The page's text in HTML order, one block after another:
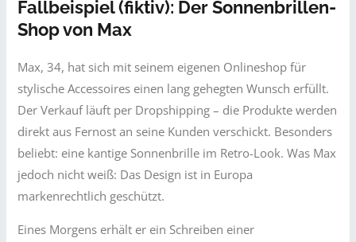
Fallbeispiel (fiktiv): Der Sonnenbrillen-
Shop von Max
Max, 34, hat sich mit seinem eigenen Onlineshop für
stylische Accessoires einen lang gehegten Wunsch erfüllt.
Der Verkauf läuft per Dropshipping – die Produkte werden
direkt aus Fernost an seine Kunden verschickt. Besonders
beliebt: eine kantige Sonnenbrille im Retro-Look. Was Max
jedoch nicht weiß: Das Design ist in Europa
markenrechtlich geschützt.
Eines Morgens erhält er ein Schreiben einer